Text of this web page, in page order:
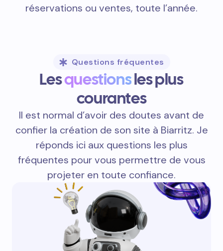
réservations ou ventes, toute l’année.
Questions fréquentes
Lesquestionsles plus
courantes
Il est normal d’avoir des doutes avant de
confier la création de son site à Biarritz. Je
réponds ici aux questions les plus
fréquentes pour vous permettre de vous
projeter en toute confiance.